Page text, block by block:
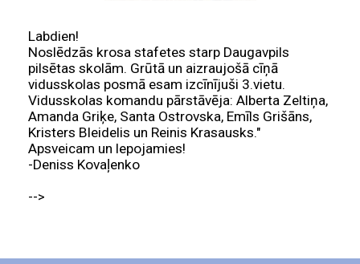
Labdien!
Noslēdzās krosa stafetes starp Daugavpils
pilsētas skolām. Grūtā un aizraujošā cīņā
vidusskolas posmā esam izcīnījuši 3.vietu.
Vidusskolas komandu pārstāvēja: Alberta Zeltiņa,
Amanda Griķe, Santa Ostrovska, Emīls Grišāns,
Kristers Bleidelis un Reinis Krasausks."
Apsveicam un lepojamies!
-Deniss Kovaļenko
-->